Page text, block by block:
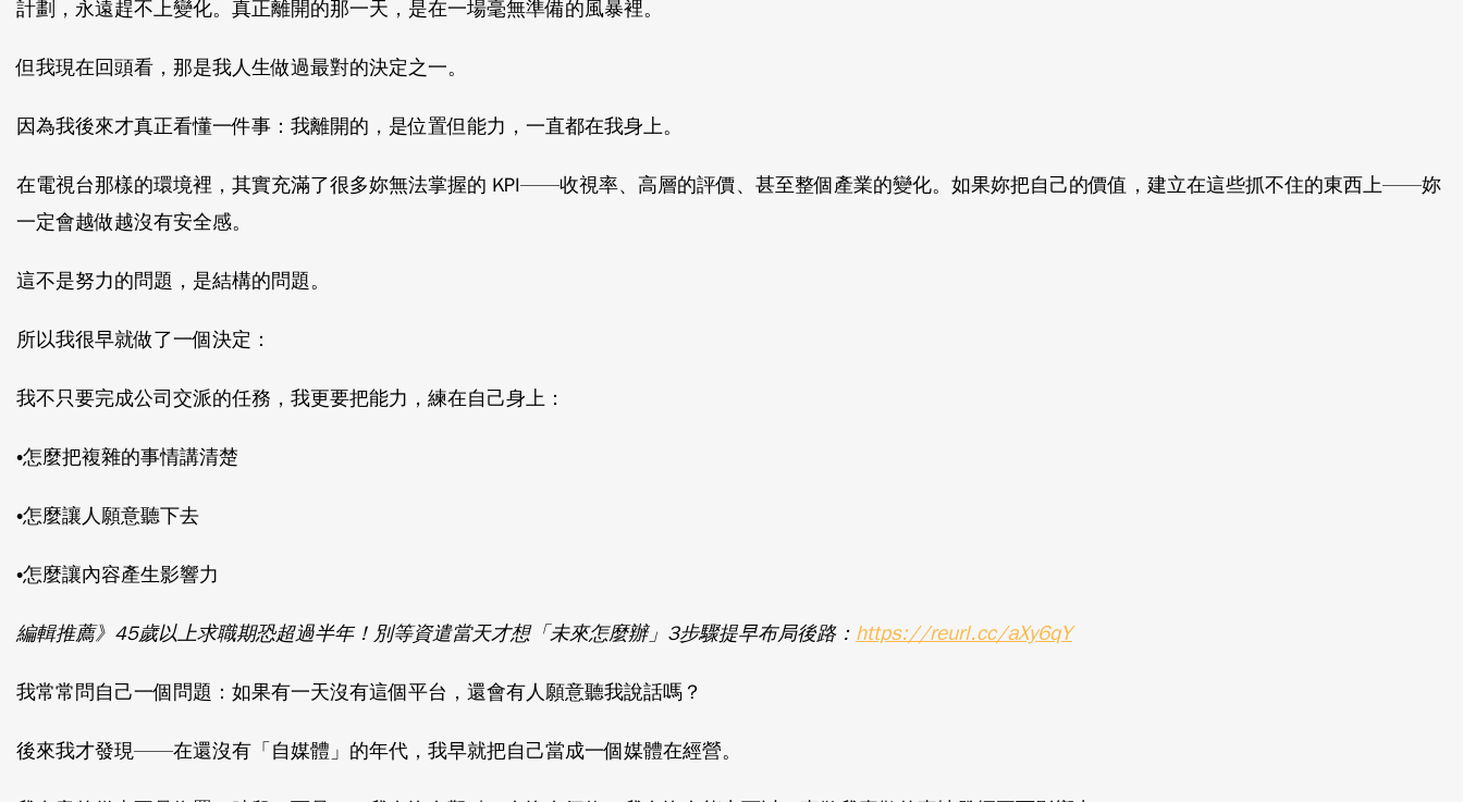
計劃，永遠趕不上變化。真正離開的那一天，是在一場毫無準備的風暴裡。
但我現在回頭看，那是我人生做過最對的決定之一。
因為我後來才真正看懂一件事：我離開的，是位置但能力，一直都在我身上。
在電視台那樣的環境裡，其實充滿了很多妳無法掌握的 KPI——收視率、高層的評價、甚至整個產業的變化。如果妳把自己的價值，建立在這些抓不住的東西上——妳
一定會越做越沒有安全感。
這不是努力的問題，是結構的問題。
所以我很早就做了一個決定：
我不只要完成公司交派的任務，我更要把能力，練在自己身上：
•怎麼把複雜的事情講清楚
•怎麼讓人願意聽下去
•怎麼讓內容產生影響力
編輯推薦》45歲以上求職期恐超過半年！別等資遣當天才想「未來怎麼辦」3步驟提早布局後路： https://reurl.cc/aXy6qY
我常常問自己一個問題：如果有一天沒有這個平台，還會有人願意聽我說話嗎？
後來我才發現——在還沒有「自媒體」的年代，我早就把自己當成一個媒體在經營。